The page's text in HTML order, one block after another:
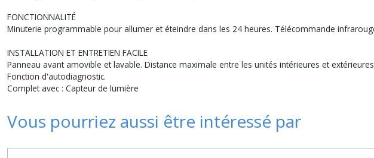
FONCTIONNALITÉ
Minuterie programmable pour allumer et éteindre dans les 24 heures. Télécommande
INSTALLATION ET ENTRETIEN FACILE
Panneau avant amovible et lavable. Distance maximale entre les unités intérieures et
Fonction d'autodiagnostic.
Complet avec : Capteur de lumière
Vous pourriez aussi être intéressé par